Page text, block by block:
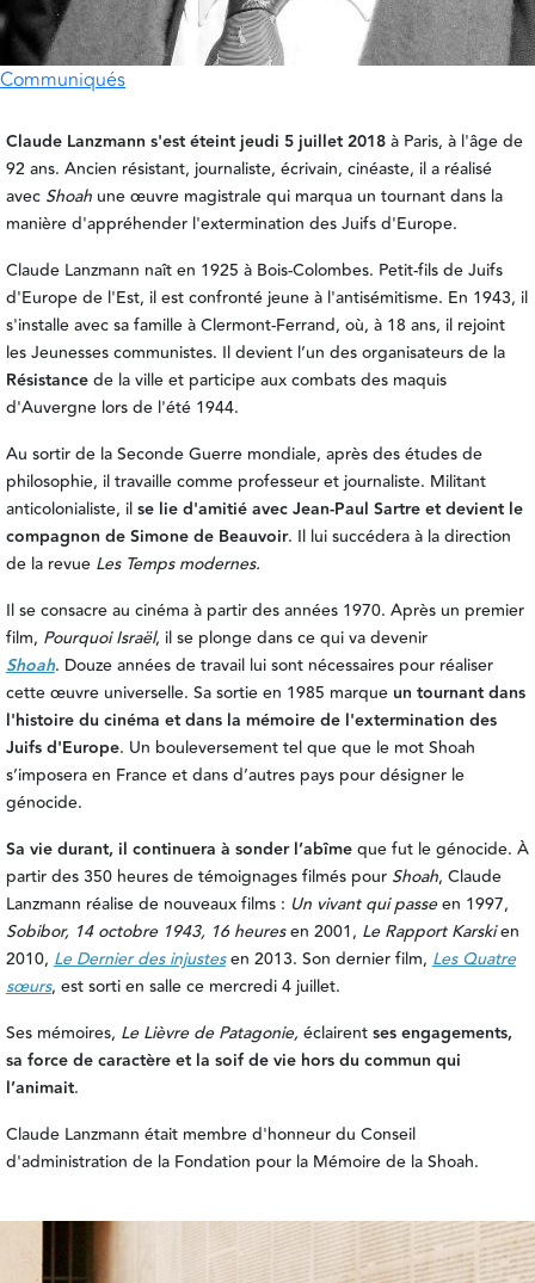
Communiqués
Claude Lanzmann s'est éteint jeudi 5 juillet 2018à Paris, à l'âge de
92 ans. Ancien résistant, journaliste, écrivain, cinéaste, il a réalisé
avec Shoah une œuvre magistrale qui marqua un tournant dans la
manière d'appréhender l'extermination des Juifs d'Europe.
Claude Lanzmann naît en 1925 à Bois-Colombes. Petit-fils de Juifs
d'Europe de l'Est, il est confronté jeune à l'antisémitisme. En 1943, il
s'installe avec sa famille à Clermont-Ferrand, où, à 18 ans, il rejoint
les Jeunesses communistes. Il devient l’un des organisateurs de la
Résistancede la ville et participe aux combats des maquis
d'Auvergne lors de l'été 1944.
Au sortir de la Seconde Guerre mondiale, après des études de
philosophie, il travaille comme professeur et journaliste. Militant
anticolonialiste, ilse lie d'amitié avec Jean-Paul Sartre et devient le
compagnon de Simone de Beauvoir. Il lui succédera à la direction
de la revue Les Temps modernes.
Il se consacre au cinéma à partir des années 1970. Après un premier
film, Pourquoi Israël, il se plonge dans ce qui va devenir
Shoah. Douze années de travail lui sont nécessaires pour réaliser
cetteœuvre universelle. Sa sortie en 1985 marque un tournant dans
l'histoire du cinéma et dans la mémoire de l'extermination des
Juifs d'Europe. Un bouleversement tel que que le mot Shoah
s’imposera en France et dans d’autres pays pour désigner le
génocide.
Sa vie durant, il continuera à sonder l’abîmeque fut le génocide. À
partir des 350 heures de témoignages filmés pour Shoah, Claude
Lanzmann réalise de nouveaux films : Un vivant qui passeen 1997,
Sobibor, 14 octobre 1943, 16 heuresen 2001, Le Rapport Karskien
2010, Le Dernier des injustesen 2013. Son dernier film, Les Quatre
sœurs, estsorti en salle ce mercredi 4 juillet.
Ses mémoires, Le Lièvre de Patagonie,éclairentses engagements,
sa force de caractère et la soif de vie hors du commun qui
l’animait.
Claude Lanzmann était membre d'honneur du Conseil
d'administration de la Fondation pour la Mémoire de la Shoah.